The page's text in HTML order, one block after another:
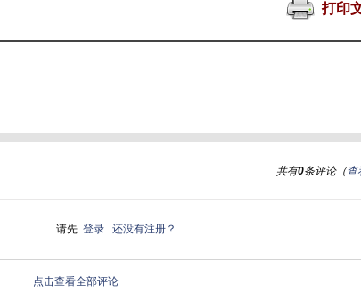
打印
共有0条评论（查
请先 登录 还没有注册？
点击查看全部评论